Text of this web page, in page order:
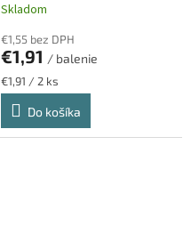
Skladom
€1,55 bez DPH
€1,91 / balenie
Jednotková
cena:
€1,91 / 2 ks
Do košíka